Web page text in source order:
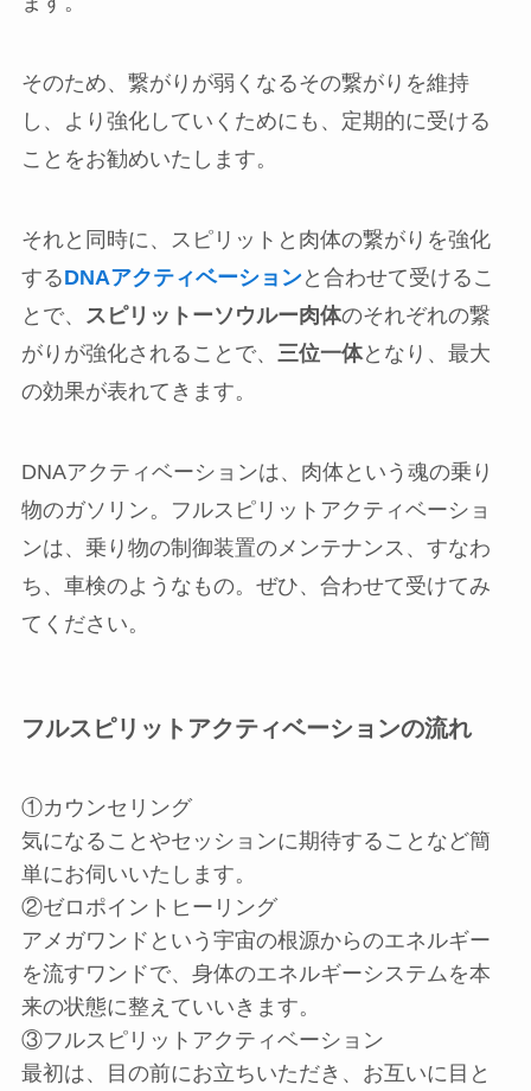
そのため、繋がりが弱くなるその繋がりを維持
し、より強化していくためにも、定期的に受ける
ことをお勧めいたします。
それと同時に、スピリットと肉体の繋がりを強化
するDNAアクティベーションと合わせて受けるこ
とで、
スピリットーソウルー肉体のそれぞれの繋
がりが強化されることで、 三位一体となり、最大
の効果が表れてきます。
DNAアクティベーションは、肉体という魂の乗り
物のガソリン。フルスピリットアクティベーショ
ンは、乗り物の制御装置のメンテナンス、すなわ
ち、車検のようなもの。ぜひ、合わせて受けてみ
てください。
フルスピリットアクティベーションの流れ
①カウンセリング
気になることやセッションに期待することなど簡
単にお伺いいたします。
②ゼロポイントヒーリング
アメガワンドという宇宙の根源からのエネルギー
を流すワンドで、身体のエネルギーシステムを本
来の状態に整えていいきます。
③フルスピリットアクティベーション
最初は、目の前にお立ちいただき、お互いに目と